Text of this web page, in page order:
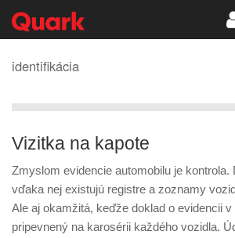
identifikácia
Vizitka na kapote
Zmyslom evidencie automobilu je kontrola.
vďaka nej existujú registre a zoznamy
Ale aj okamžitá, keďže doklad o evidencii
pripevnený na karosérii každého vozidla.